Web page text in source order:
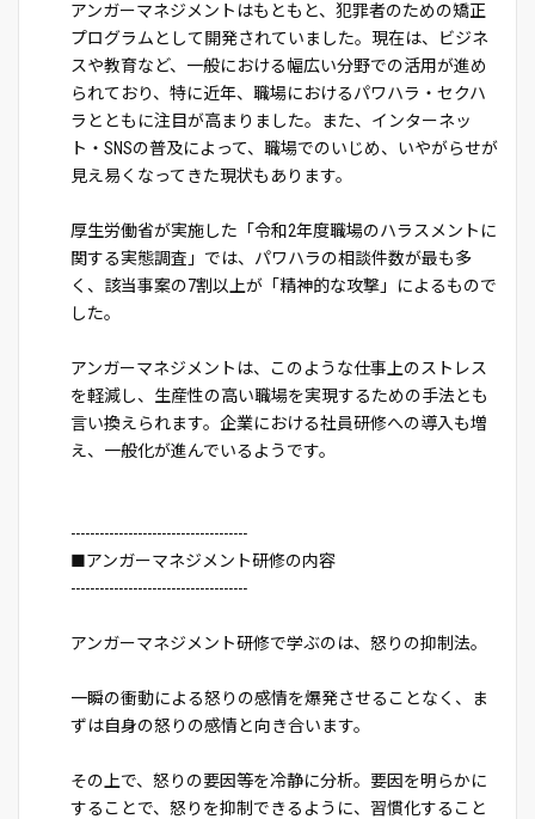
アンガーマネジメントはもともと、犯罪者のための矯正
プログラムとして開発されていました。現在は、ビジネ
スや教育など、一般における幅広い分野での活用が進め
られており、特に近年、職場におけるパワハラ・セクハ
ラとともに注目が高まりました。また、インターネッ
ト・SNSの普及によって、職場でのいじめ、いやがらせが
見え易くなってきた現状もあります。
厚生労働省が実施した「令和2年度職場のハラスメントに
関する実態調査」では、パワハラの相談件数が最も多
く、該当事案の7割以上が「精神的な攻撃」によるもので
した。
アンガーマネジメントは、このような仕事上のストレス
を軽減し、生産性の高い職場を実現するための手法とも
言い換えられます。企業における社員研修への導入も増
え、一般化が進んでいるようです。
-------------------------------------
■アンガーマネジメント研修の内容
-------------------------------------
アンガーマネジメント研修で学ぶのは、怒りの抑制法。
一瞬の衝動による怒りの感情を爆発させることなく、ま
ずは自身の怒りの感情と向き合います。
その上で、怒りの要因等を冷静に分析。要因を明らかに
することで、怒りを抑制できるように、習慣化すること